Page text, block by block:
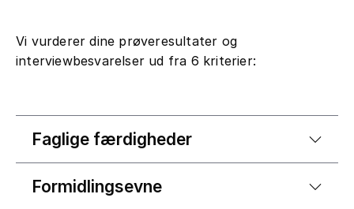
Vi vurderer dine prøveresultater og
interviewbesvarelser ud fra 6 kriterier:
Faglige færdigheder
Formidlingsevne